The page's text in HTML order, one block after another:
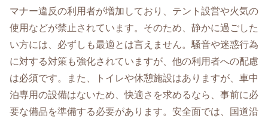
マナー違反の利用者が増加しており、テント設営や火気の
使用などが禁止されています。そのため、静かに過ごした
い方には、必ずしも最適とは言えません。騒音や迷惑行為
に対する対策も強化されていますが、他の利用者への配慮
は必須です。また、トイレや休憩施設はありますが、車中
泊専用の設備はないため、快適さを求めるなら、事前に必
要な備品を準備する必要があります。安全面では、国道沿